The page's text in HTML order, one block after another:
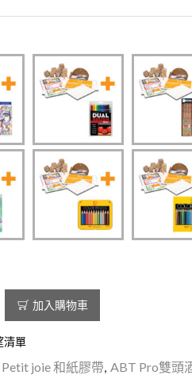
加入購物車
清單
Petit joie 和紙膠帶 ABT Pro雙頭